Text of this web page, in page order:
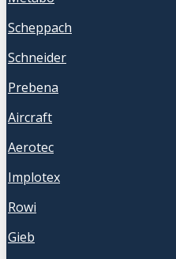
Scheppach
Schneider
Prebena
Aircraft
Aerotec
Implotex
Rowi
Gieb